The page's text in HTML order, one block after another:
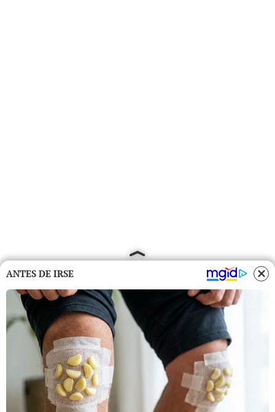
ANTES DE IRSE